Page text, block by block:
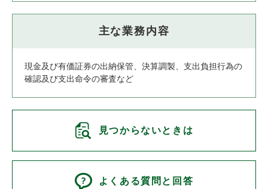
主な業務内容
現金及び有価証券の出納保管、決算調製、支出負担行為の
確認及び支出命令の審査など
見つからないときは
よくある質問と回答